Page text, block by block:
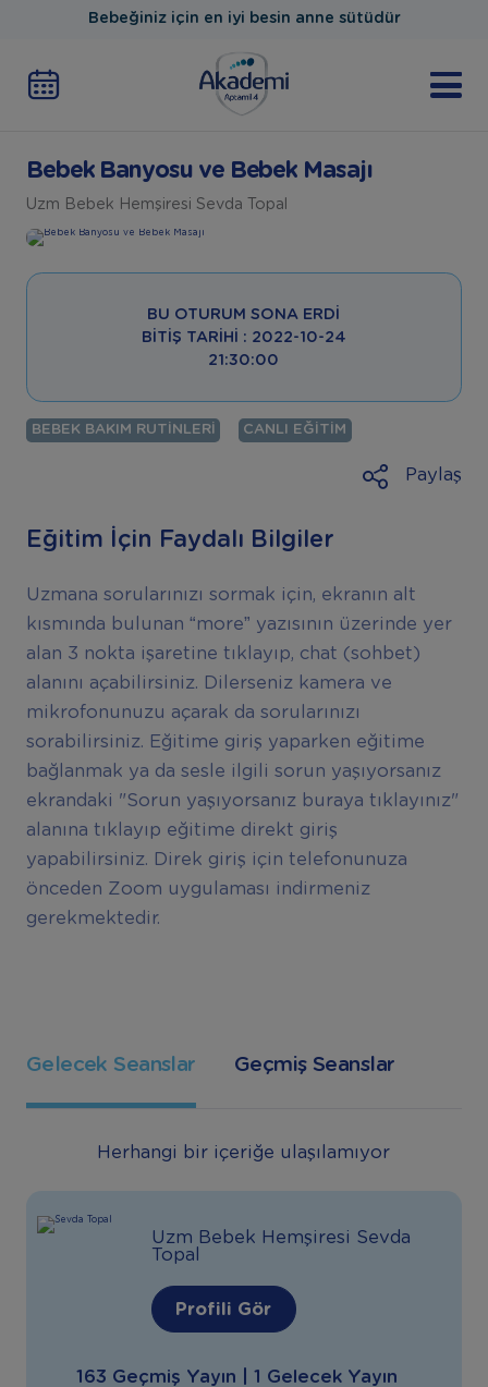
Bebeğiniz için en iyi besin anne sütüdür
Bebek Banyosu ve Bebek Masajı
Uzm Bebek Hemşiresi Sevda Topal
BU OTURUM SONA ERDI
BITIŞ TARIHI : 2022-10-24
21:30:00
BEBEK BAKIM RUTINLERI CANLI EĞITIM
Paylaş
Eğitim İçin Faydalı Bilgiler
Uzmana sorularınızı sormak için, ekranın alt
kısmında bulunan “more” yazısının üzerinde yer
alan 3 nokta işaretine tıklayıp, chat (sohbet)
alanını açabilirsiniz. Dilerseniz kamera ve
mikrofonunuzu açarak da sorularınızı
sorabilirsiniz. Eğitime giriş yaparken eğitime
bağlanmak ya da sesle ilgili sorun yaşıyorsanız
ekrandaki "Sorun yaşıyorsanız buraya tıklayınız"
alanına tıklayıp eğitime direkt giriş
yapabilirsiniz. Direk giriş için telefonunuza
önceden Zoom uygulaması indirmeniz
gerekmektedir.
Gelecek Seanslar Geçmiş Seanslar
Herhangi bir içeriğe ulaşılamıyor
Uzm Bebek Hemşiresi Sevda
Topal
Profili Gör
163 Geçmiş Yayın | 1 Gelecek Yayın